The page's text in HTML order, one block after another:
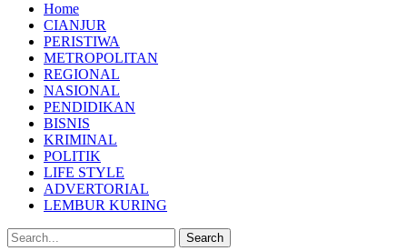
Home
CIANJUR
PERISTIWA
METROPOLITAN
REGIONAL
NASIONAL
PENDIDIKAN
BISNIS
KRIMINAL
POLITIK
LIFE STYLE
ADVERTORIAL
LEMBUR KURING